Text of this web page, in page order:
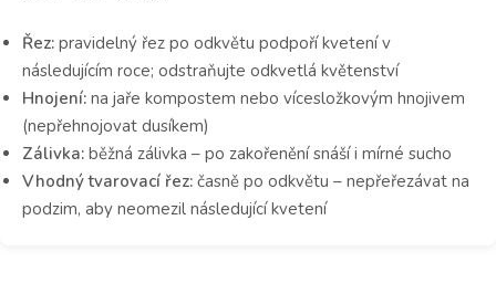
Řez: pravidelný řez po odkvětu podpoří kvetení v
následujícím roce; odstraňujte odkvetlá květenství
Hnojení: na jaře kompostem nebo vícesložkovým hnojivem
(nepřehnojovat dusíkem)
Zálivka: běžná zálivka – po zakořenění snáší i mírné sucho
Vhodný tvarovací řez: časně po odkvětu – nepřeřezávat na
podzim, aby neomezil následující kvetení